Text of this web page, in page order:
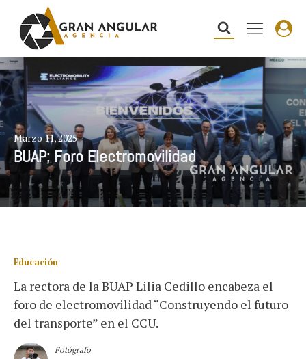
Marzo 11, 2025
BUAP; Foro Electromovilidad
Educación
La rectora de la BUAP Lilia Cedillo encabeza el
foro de electromovilidad “Construyendo el futuro
del transporte” en el CCU.
Fotógrafo